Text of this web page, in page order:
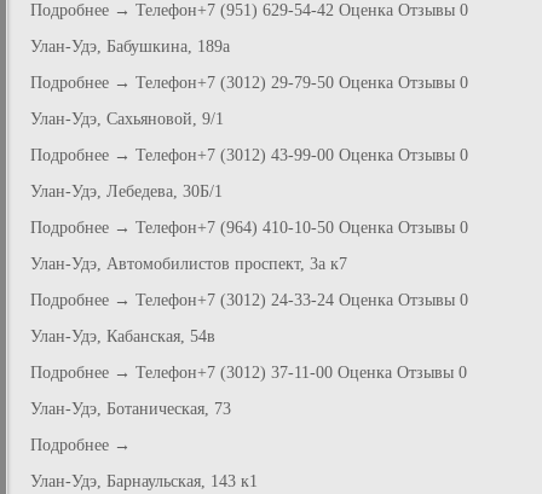
Подробнее → Телефон+7 (951) 629-54-42 Оценка Отзывы 0
Улан-Удэ, Бабушкина, 189а
Подробнее → Телефон+7 (3012) 29-79-50 Оценка Отзывы 0
Улан-Удэ, Сахьяновой, 9/1
Подробнее → Телефон+7 (3012) 43-99-00 Оценка Отзывы 0
Улан-Удэ, Лебедева, 30Б/1
Подробнее → Телефон+7 (964) 410-10-50 Оценка Отзывы 0
Улан-Удэ, Автомобилистов проспект, 3а к7
Подробнее → Телефон+7 (3012) 24-33-24 Оценка Отзывы 0
Улан-Удэ, Кабанская, 54в
Подробнее → Телефон+7 (3012) 37-11-00 Оценка Отзывы 0
Улан-Удэ, Ботаническая, 73
Подробнее →
Улан-Удэ, Барнаульская, 143 к1